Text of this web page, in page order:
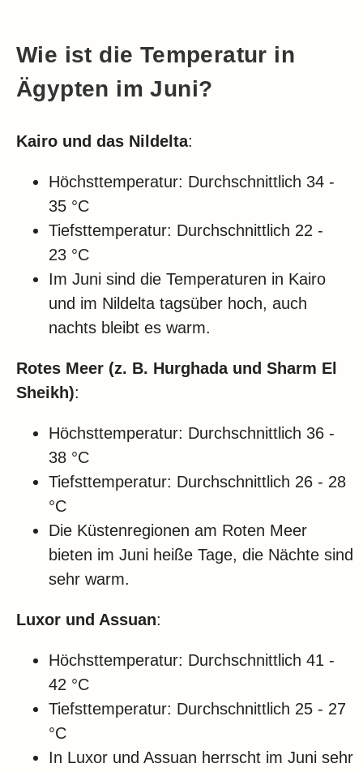
Wie ist die Temperatur in
Ägypten im Juni?
Kairo und das Nildelta:
Höchsttemperatur: Durchschnittlich 34 -
35 °C
Tiefsttemperatur: Durchschnittlich 22 -
23 °C
Im Juni sind die Temperaturen in Kairo
und im Nildelta tagsüber hoch, auch
nachts bleibt es warm.
Rotes Meer (z. B. Hurghada und Sharm El
Sheikh):
Höchsttemperatur: Durchschnittlich 36 -
38 °C
Tiefsttemperatur: Durchschnittlich 26 - 28
°C
Die Küstenregionen am Roten Meer
bieten im Juni heiße Tage, die Nächte sind
sehr warm.
Luxor und Assuan:
Höchsttemperatur: Durchschnittlich 41 -
42 °C
Tiefsttemperatur: Durchschnittlich 25 - 27
°C
In Luxor und Assuan herrscht im Juni sehr